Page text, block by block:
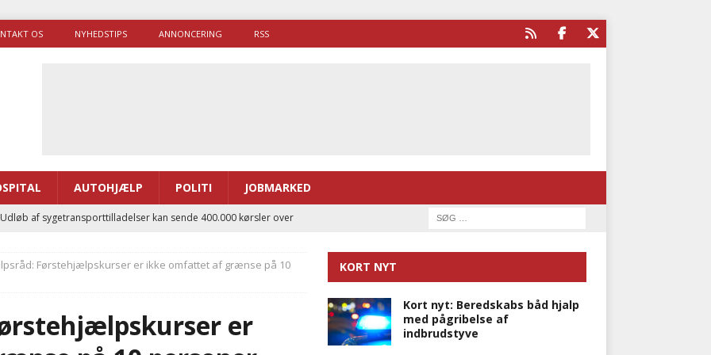
OS NYHEDSTIPS ANNONCERING RSS
AUTOHJÆLP POLITI JOBMARKED
af sygetransporttilladelser kan sende 400.000 kørsler over
og el-sygetransportvogn til Samsø
PRÆHOSPITAL
politiuddannelse skal ruste betjentene til mere kompleks
Førstehjælpskurser er ikke omfattet af grænse på 10
er
KORT NYT
Kort nyt: Beredskabs båd hjalp
med pågribelse af
indbrudstyve